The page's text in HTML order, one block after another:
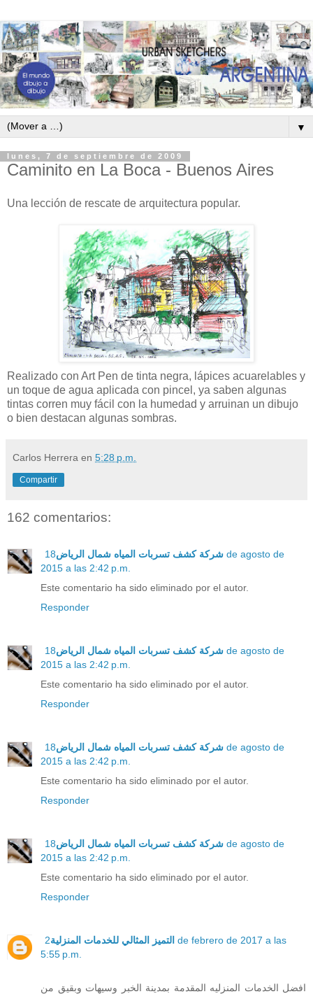
▼
lunes, 7 de septiembre de 2009
Caminito en La Boca - Buenos Aires
Una lección de rescate de arquitectura popular.
Realizado con Art Pen de tinta negra, lápices acuarelables y
un toque de agua aplicada con pincel, ya saben algunas
tintas corren muy fácil con la humedad y arruinan un dibujo
o bien destacan algunas sombras.
Carlos Herrera en 5:28 p.m.
Compartir
162 comentarios:
شركة كشف تسربات المياه شمال الرياض18 de agosto de
2015 a las 2:42 p.m.
Este comentario ha sido eliminado por el autor.
Responder
شركة كشف تسربات المياه شمال الرياض18 de agosto de
2015 a las 2:42 p.m.
Este comentario ha sido eliminado por el autor.
Responder
شركة كشف تسربات المياه شمال الرياض18 de agosto de
2015 a las 2:42 p.m.
Este comentario ha sido eliminado por el autor.
Responder
شركة كشف تسربات المياه شمال الرياض18 de agosto de
2015 a las 2:42 p.m.
Este comentario ha sido eliminado por el autor.
Responder
التميز المثالي للخدمات المنزلية2 de febrero de 2017 a las
5:55 p.m.
افضل الخدمات المنزليه المقدمة بمدينة الخبر وسيهات وبقيق من